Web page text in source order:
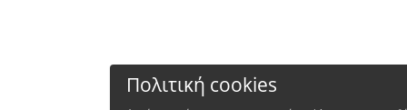
Πολιτική cookies